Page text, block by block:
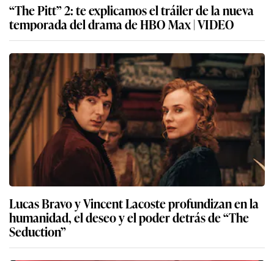
“The Pitt” 2: te explicamos el tráiler de la nueva
temporada del drama de HBO Max | VIDEO
Lucas Bravo y Vincent Lacoste profundizan en la
humanidad, el deseo y el poder detrás de “The
Seduction”